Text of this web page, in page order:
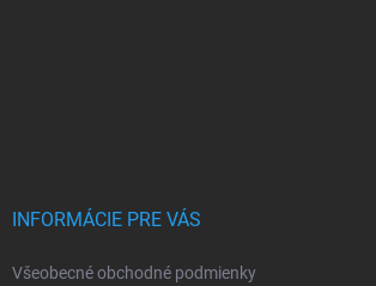
INFORMÁCIE PRE VÁS
Všeobecné obchodné podmienky